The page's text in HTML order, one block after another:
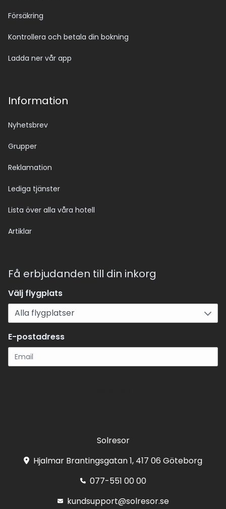
Försäkring
Kontrollera och betala din bokning
Ladda ner vår app
Information
Nyhetsbrev
Grupper
Reklamation
Lediga tjänster
Lista över alla våra hotell
Artiklar
Få erbjudanden till din inkorg
Välj flygplats
E-postadress
Solresor
Hjalmar Brantingsgatan 1, 417 06 Göteborg
077-551 00 00
kundsupport@solresor.se